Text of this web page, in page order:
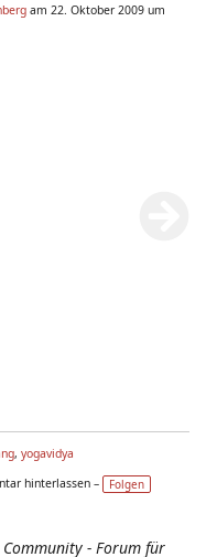
am 22. Oktober 2009 um
, yogavidya
hinterlassen –
Folgen
- Forum für